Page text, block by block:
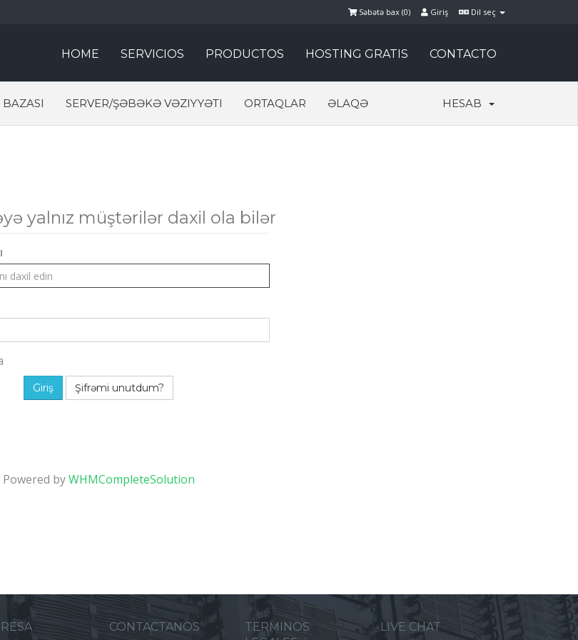
Dil seç
Giriş
Səbətə bax (0)
HOME SERVICIOS PRODUCTOS HOSTING GRATIS CONTACTO
SERVER/ŞƏBƏKƏ VƏZIYYƏTI ORTAQLAR ƏLAQƏ HESAB
yalnız müştərilər daxil ola bilər
Şifrəmi unutdum?
Powered byWHMCompleteSolution
CONTACTANOS
TERMINOS
LIVE CHAT